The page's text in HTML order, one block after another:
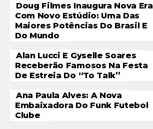
Doug Filmes Inaugura Nova Era
Com Novo Estúdio: Uma Das
Maiores Potências Do Brasil E
Do Mundo
Alan Lucci E Gyselle Soares
Receberão Famosos Na Festa
De Estreia Do “To Talk”
Ana Paula Alves: A Nova
Embaixadora Do Funk Futebol
Clube